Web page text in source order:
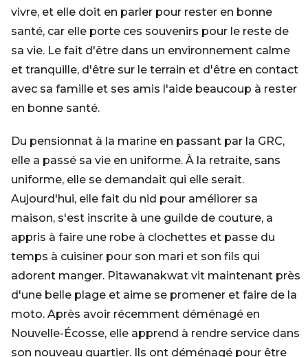
vivre, et elle doit en parler pour rester en bonne
santé, car elle porte ces souvenirs pour le reste de
sa vie. Le fait d'être dans un environnement calme
et tranquille, d'être sur le terrain et d'être en contact
avec sa famille et ses amis l'aide beaucoup à rester
en bonne santé.
Du pensionnat à la marine en passant par la GRC,
elle a passé sa vie en uniforme. À la retraite, sans
uniforme, elle se demandait qui elle serait.
Aujourd'hui, elle fait du nid pour améliorer sa
maison, s'est inscrite à une guilde de couture, a
appris à faire une robe à clochettes et passe du
temps à cuisiner pour son mari et son fils qui
adorent manger. Pitawanakwat vit maintenant près
d'une belle plage et aime se promener et faire de la
moto. Après avoir récemment déménagé en
Nouvelle-Écosse, elle apprend à rendre service dans
son nouveau quartier. Ils ont déménagé pour être